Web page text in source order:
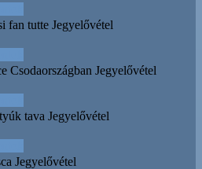
fan tutte Jegyelővétel
Csodaországban Jegyelővétel
tava Jegyelővétel
Jegyelővétel